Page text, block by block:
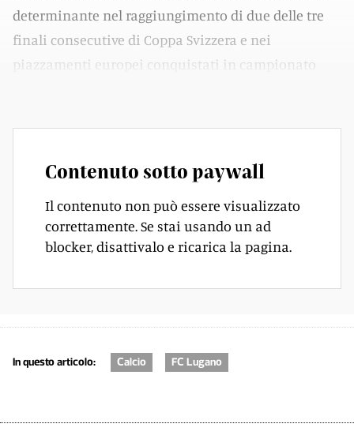
determinante nel raggiungimento di due delle tre
finali consecutive di Coppa Svizzera e nei
piazzamenti europei conquistati in campionato
Contenuto sotto paywall
Il contenuto non può essere visualizzato
correttamente. Se stai usando un ad
blocker, disattivalo e ricarica la pagina.
In questo articolo: Calcio FC Lugano